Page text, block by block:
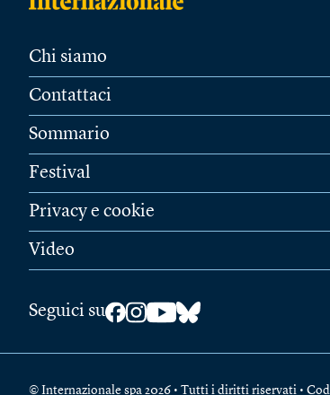
Chi siamo
Contattaci
Sommario
Festival
Privacy e cookie
Video
Seguici su
© Internazionale spa 2026 • Tutti i diritti riservati •